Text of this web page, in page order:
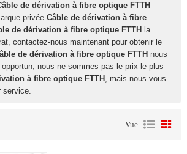
de dérivation à fibre optique FTTH
privée Câble de dérivation à fibre
de dérivation à fibre optique FTTH la
contactez-nous maintenant pour obtenir le
de dérivation à fibre optique FTTH nous
nous ne sommes pas le prix le plus
à fibre optique FTTH , mais nous vous
service.
Vue